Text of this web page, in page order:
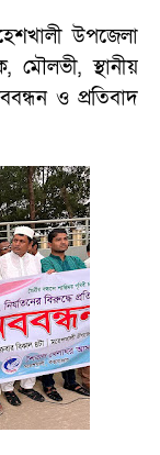
উপজেলা
মৌলভী, স্থানীয়
ও প্রতিবাদ